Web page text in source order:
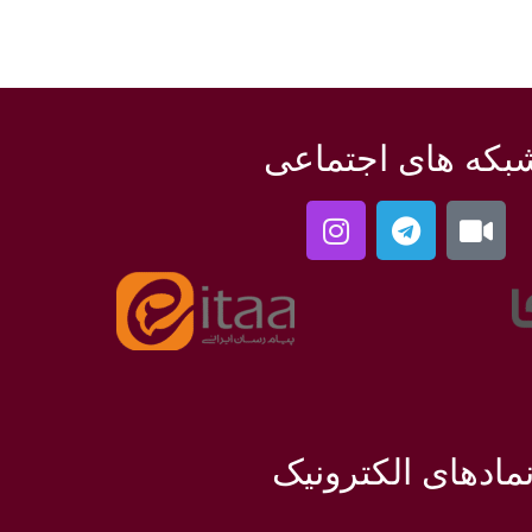
های اجتماعی
نمادهای الکترونیک